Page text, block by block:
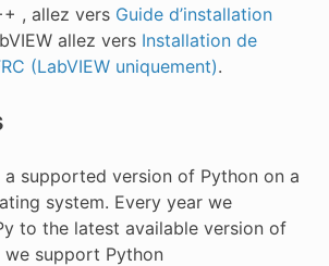
, allez vers Guide d’installation
allez vers Installation de
(LabVIEW uniquement).
a supported version of Python on a
system. Every year we
to the latest available version of
we support Python